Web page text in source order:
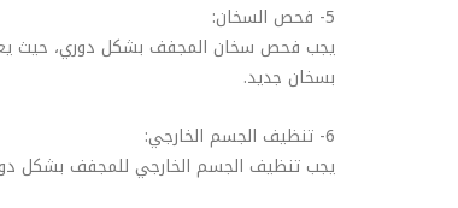
5- فحص السخان:
يجب فحص سخان المجفف بشكل دوري، حيث
بسخان جديد.
6- تنظيف الجسم الخارجي:
يجب تنظيف الجسم الخارجي للمجفف بشكل